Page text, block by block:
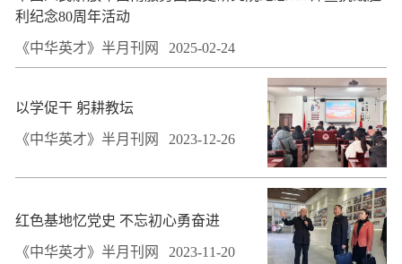
利纪念80周年活动
《中华英才》半月刊网 2025-02-24
以学促干 躬耕教坛
《中华英才》半月刊网 2023-12-26
​红色基地忆党史 不忘初心勇奋进
《中华英才》半月刊网 2023-11-20